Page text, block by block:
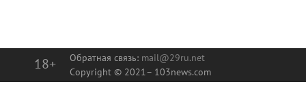
18+ Обратная связь: mail@29ru.net
Copyright © 2021– 103news.com